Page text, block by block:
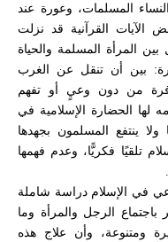
المسلمات، وعورة عند
الآيات القرآنية قد نزلت
المرأة المسلمة والحياة
بين أن تنقل عن الغرب
من دون وعيٍ أو تفهم
لها الحضارة الإسلامية في
ينتفع المسلمون بجهدها
تلقيًا فكريًّا، وعدم فهمها
في الإسلام دراسة شاملة
الرجل والمرأة وما
ومتنوعة، وأن علاج هذه